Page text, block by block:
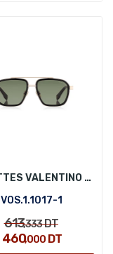
LUNETTES VALENTINO ORLANDI VOS.1.1017-1
VOS.1.1017-1
613,333DT
460,000DT